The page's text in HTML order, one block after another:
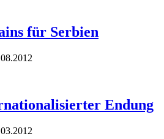
für Serbien
Endung